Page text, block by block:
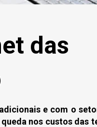
das
e com o
nos custos das